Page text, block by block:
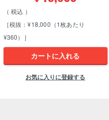
税込
［税抜：¥18,000（1枚あたり
¥360）］
カートに入れる
お気に入りに登録する